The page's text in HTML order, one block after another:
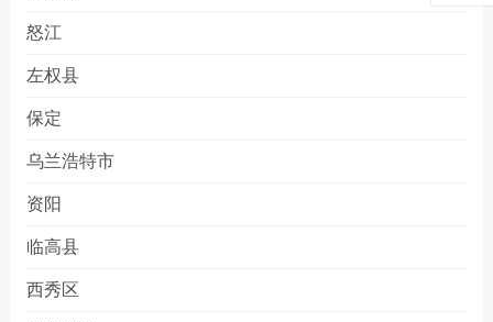
怒江
左权县
保定
乌兰浩特市
资阳
临高县
西秀区